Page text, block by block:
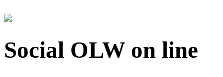
Social OLW on line